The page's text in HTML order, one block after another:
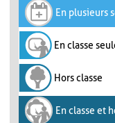
En plusieurs
En classe
Hors classe
En classe et